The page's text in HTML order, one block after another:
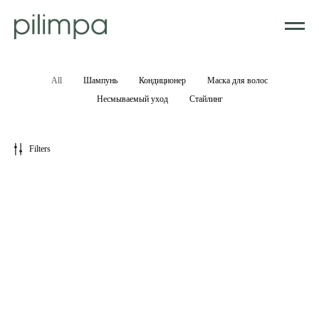
All Шампунь Кондиционер
Маска для волос
Несмываемый уход
Стайлинг
Filters